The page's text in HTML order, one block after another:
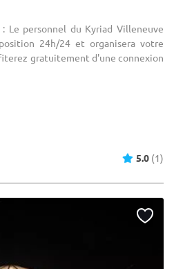
Le personnel du Kyriad Villeneuve
24h/24 et organisera votre
gratuitement d'une connexion
5.0 (1)